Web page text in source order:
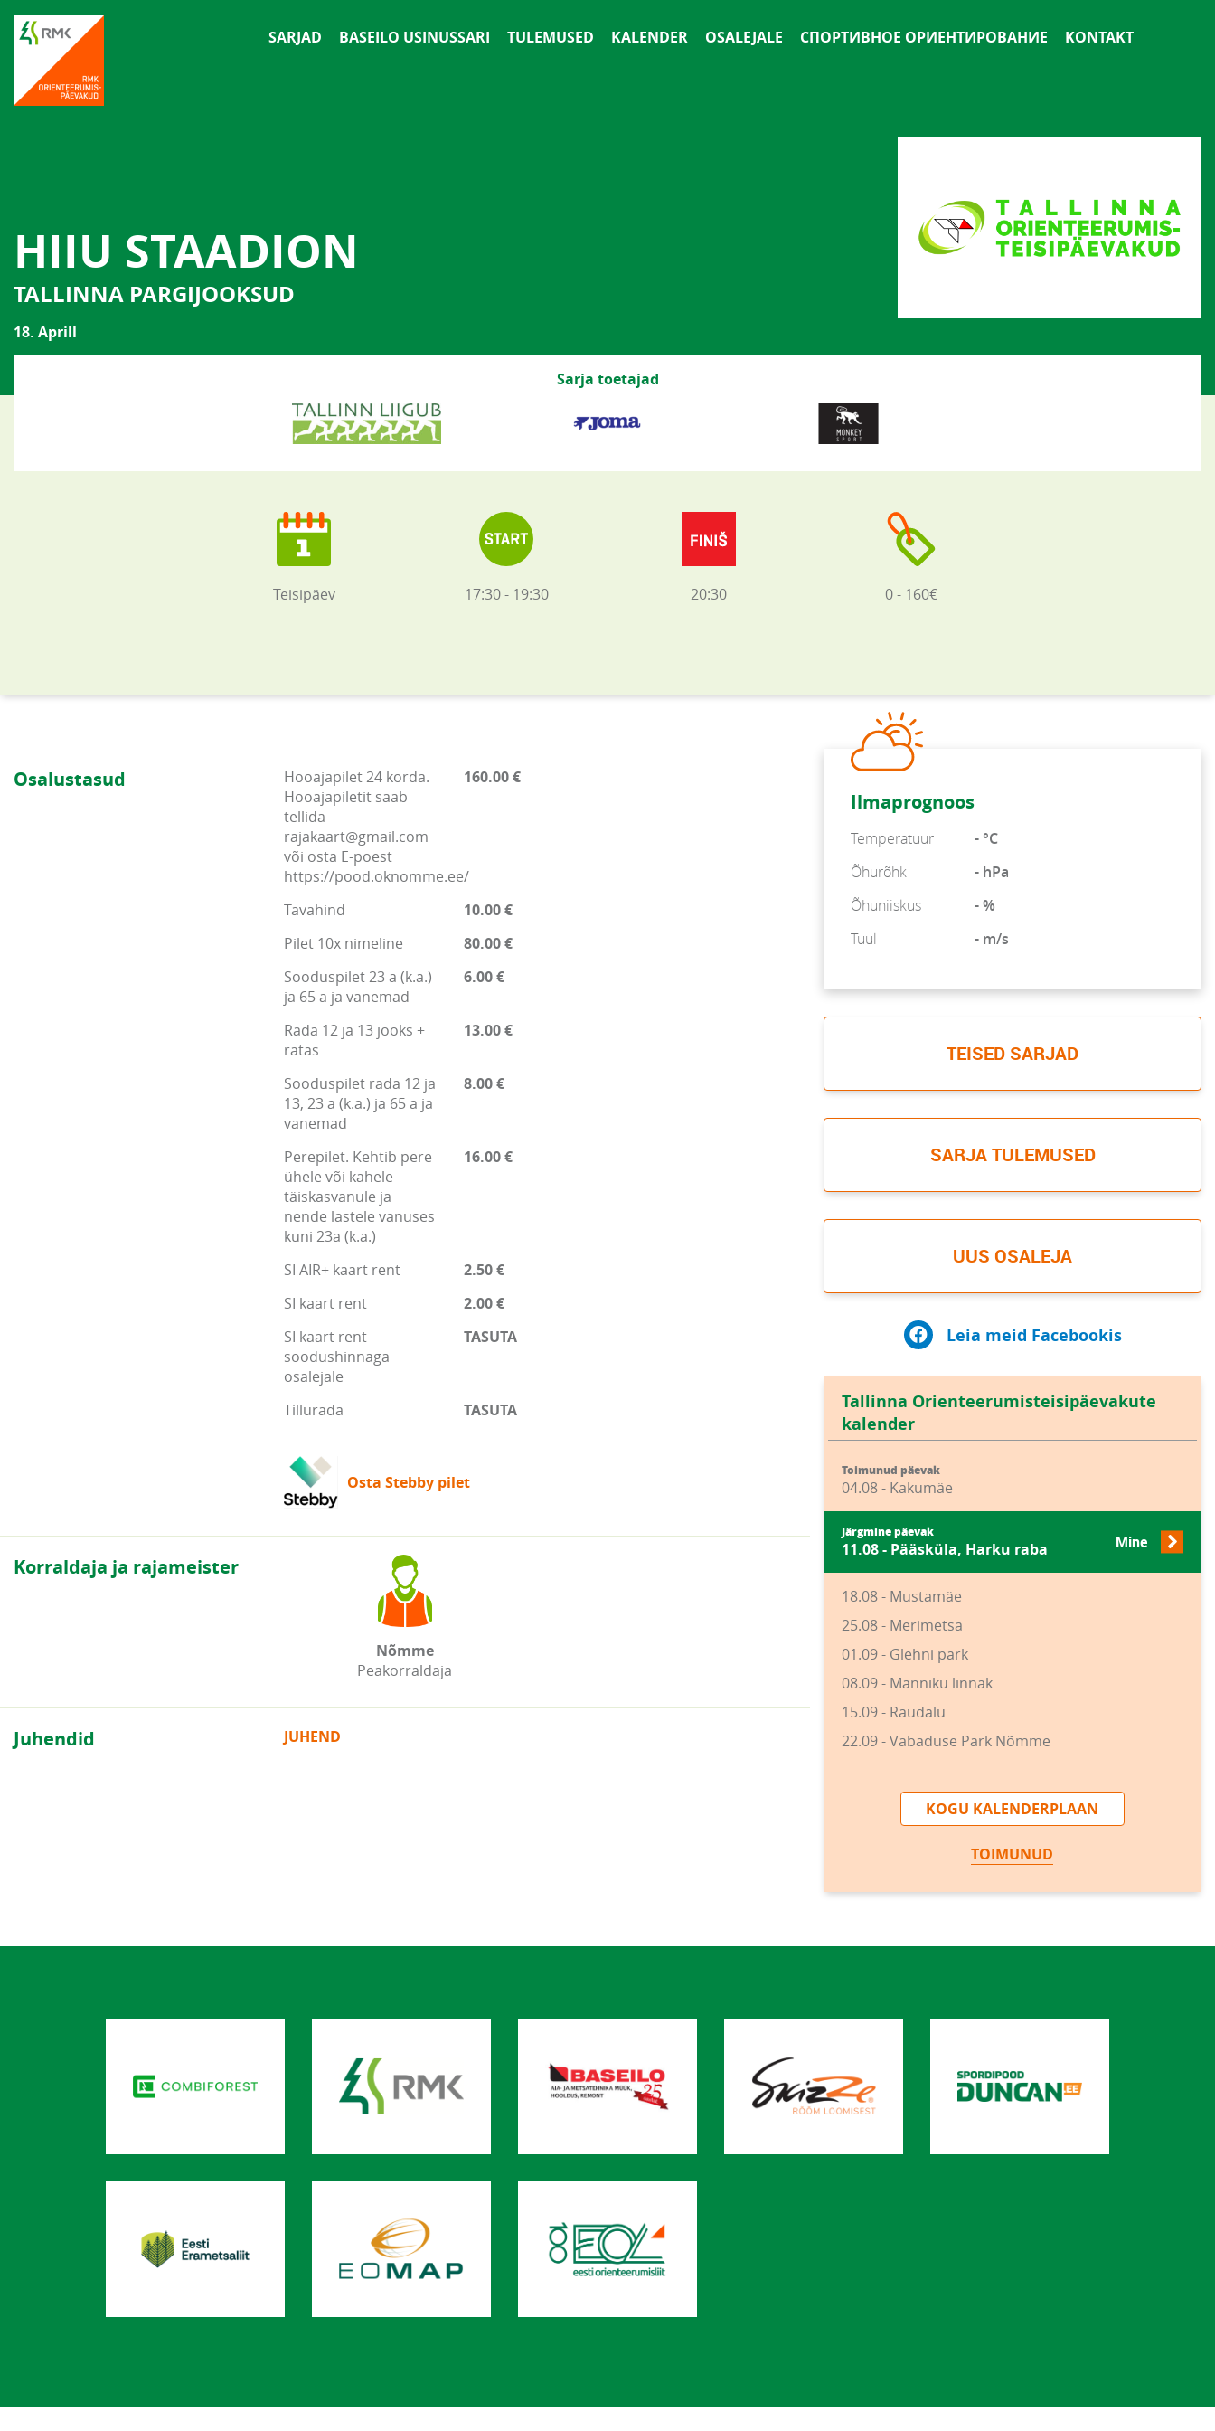
SARJAD BASEILO USINUSSARI TULEMUSED KALENDER OSALEJALE СПОРТИВНОЕ ОРИЕНТИРОВАНИЕ KONTAKT
HIIU STAADION
TALLINNA PARGIJOOKSUD
18. Aprill
Sarja toetajad
Teisipäev 17:30 - 19:30 20:30 0 - 160€
Osalustasud
Hooajapilet 24 korda.
Hooajapiletit saab
tellida
rajakaart@gmail.com
või osta E-poest
https://pood.oknomme.ee/
160.00 €
Tavahind
10.00 €
Pilet 10x nimeline
80.00 €
Sooduspilet 23 a (k.a.)
ja 65 a ja vanemad
6.00 €
Rada 12 ja 13 jooks +
ratas
13.00 €
Sooduspilet rada 12 ja
13, 23 a (k.a.) ja 65 a ja
vanemad
8.00 €
Perepilet. Kehtib pere
ühele või kahele
täiskasvanule ja
nende lastele vanuses
kuni 23a (k.a.)
16.00 €
SI AIR+ kaart rent
2.50 €
SI kaart rent
2.00 €
SI kaart rent
soodushinnaga
osalejale
TASUTA
Tillurada TASUTA
Osta Stebby pilet
Korraldaja ja rajameister
Nõmme
Peakorraldaja
Juhendid JUHEND
Ilmaprognoos
Temperatuur
- °C
Õhurõhk
- hPa
Õhuniiskus
- %
Tuul
- m/s
TEISED SARJAD
SARJA TULEMUSED
UUS OSALEJA
Leia meid Facebookis
Tallinna Orienteerumisteisipäevakute
kalender
Toimunud päevak
04.08 - Kakumäe
Järgmine päevak
11.08 - Pääsküla, Harku raba Mine
18.08 - Mustamäe
25.08 - Merimetsa
01.09 - Glehni park
08.09 - Männiku linnak
15.09 - Raudalu
22.09 - Vabaduse Park Nõmme
KOGU KALENDERPLAAN
TOIMUNUD